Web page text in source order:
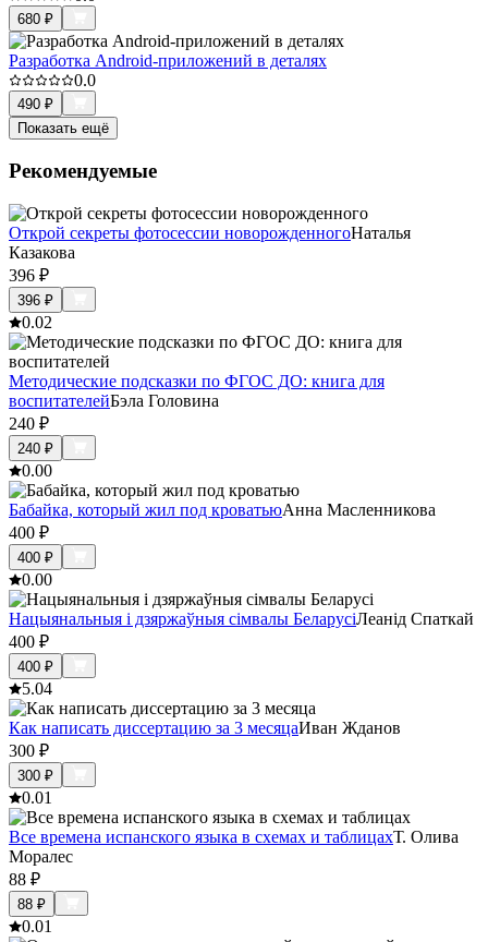
680 ₽
Разработка Android-приложений в деталях
0.0
490 ₽
Показать ещё
Рекомендуемые
Открой секреты фотосессии новорожденногоНаталья
Казакова
396 ₽
396 ₽
0.02
Методические подсказки по ФГОС ДО: книга для
воспитателейБэла Головина
240 ₽
240 ₽
0.00
Бабайка, который жил под кроватьюАнна Масленникова
400 ₽
400 ₽
0.00
Нацыянальныя і дзяржаўныя сімвалы БеларусіЛеанід Спаткай
400 ₽
400 ₽
5.04
Как написать диссертацию за 3 месяцаИван Жданов
300 ₽
300 ₽
0.01
Все времена испанского языка в схемах и таблицахТ. Олива
Моралес
88 ₽
88 ₽
0.01